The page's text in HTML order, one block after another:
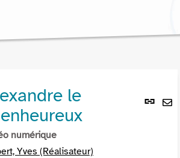
Lien
le
numérique
Yves (Réalisateur)